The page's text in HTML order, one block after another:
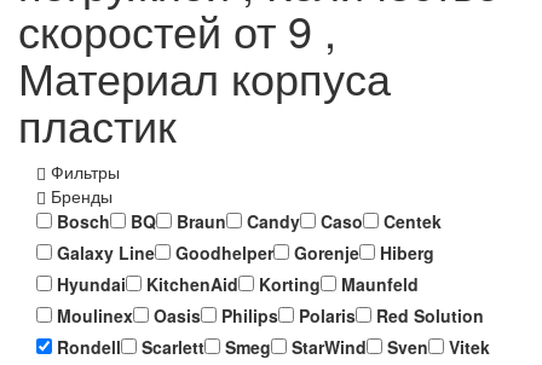
скоростей от 9 ,
Материал корпуса
пластик
Фильтры
Бренды
Bosch
BQ Braun Candy Caso
Centek
Galaxy Line
Goodhelper Gorenje
Hiberg
Hyundai
KitchenAid Korting
Maunfeld
Moulinex
Oasis Philips Polaris
Red Solution
Rondell
Scarlett Smeg StarWind Sven
Vitek